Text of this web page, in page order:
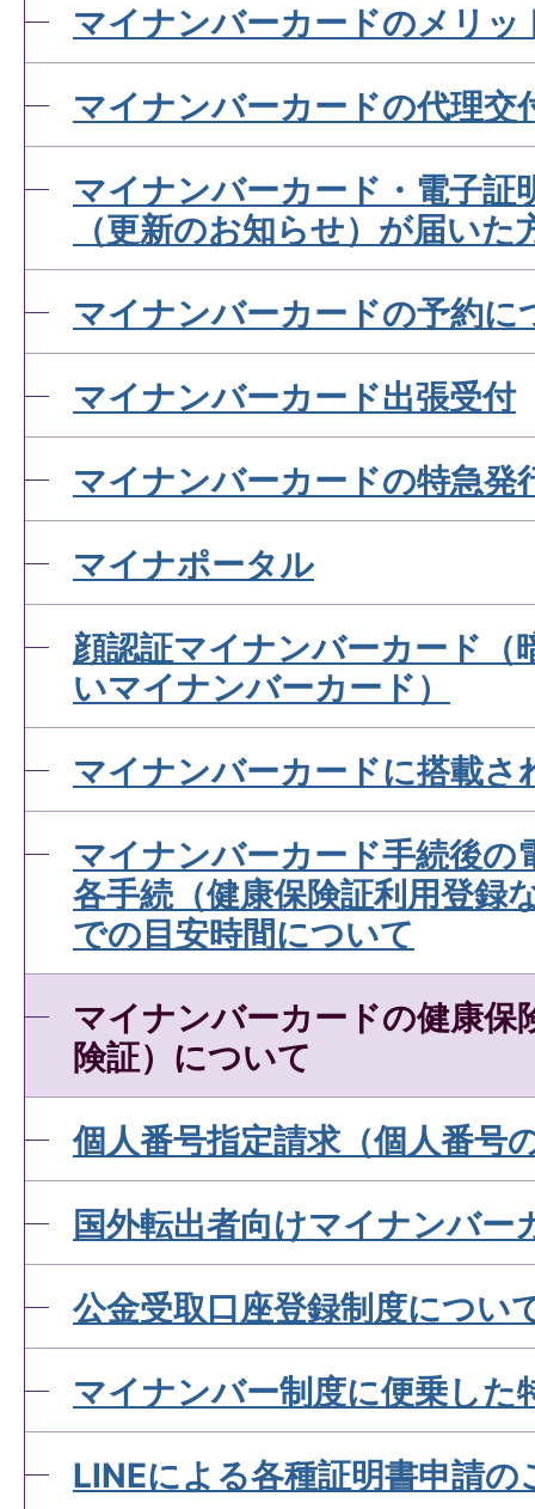
マイナンバーカードのメリッ
マイナンバーカードの代理交
マイナンバーカード・電子証
（更新のお知らせ）が届いた
マイナンバーカードの予約に
マイナンバーカード出張受付
マイナンバーカードの特急発
マイナポータル
顔認証マイナンバーカード（
いマイナンバーカード）
マイナンバーカードに搭載さ
マイナンバーカード手続後の
各手続（健康保険証利用登録
での目安時間について
マイナンバーカードの健康保
険証）について
個人番号指定請求（個人番号
国外転出者向けマイナンバー
公金受取口座登録制度につい
マイナンバー制度に便乗した
LINEによる各種証明書申請の